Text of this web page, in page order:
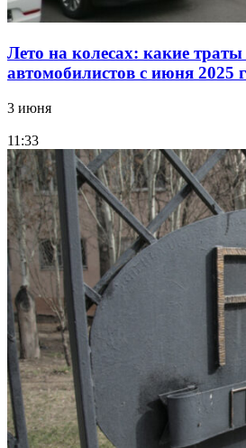
Лето на колесах: какие
автомобилистов с июня 2025
3 июня
11:33